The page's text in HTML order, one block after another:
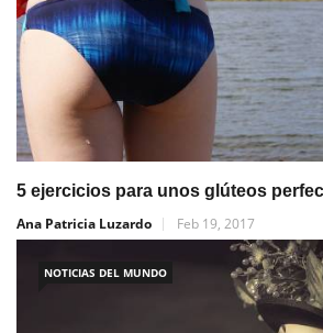
5 ejercicios para unos glúteos
Ana Patricia Luzardo
Feb 19, 2017
NOTICIAS DEL MUNDO